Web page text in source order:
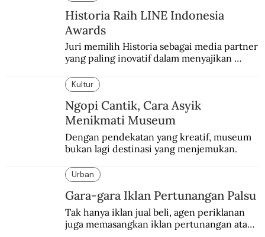
Historia Raih LINE Indonesia
Awards
Juri memilih Historia sebagai media partner
yang paling inovatif dalam menyajikan
Kultur
Ngopi Cantik, Cara Asyik
Menikmati Museum
Dengan pendekatan yang kreatif, museum
bukan lagi destinasi yang menjemukan.
Urban
Gara-gara Iklan Pertunangan Palsu
Tak hanya iklan jual beli, agen periklanan
juga memasangkan iklan pertunangan atau